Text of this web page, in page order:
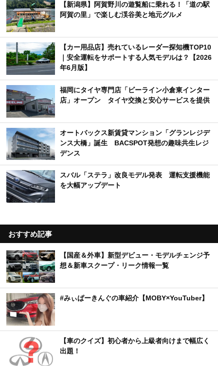
【新潟県】阿賀野川の遊覧船に乗れる！「道の駅
阿賀の里」で楽しむ渓谷美と地元グルメ
【カー用品店】売れているレーダー探知機TOP10
｜安全運転をサポートする人気モデルは？【2026
年6月版】
福岡にタイヤ専門店「ビーライン小倉東インター
店」オープン タイヤ交換と安心サービスを提供
オートバックス新賃貸マンション「グランレジデ
ンス大橋」誕生 BACSPOT発想の趣味共生レジ
デンス
スバル「ステラ」改良モデル発表 運転支援機能
を大幅アップデート
おすすめ記事
【国産＆外車】新型デビュー・モデルチェンジ予
想＆新車スクープ・リーク情報一覧
#みぃぱーきんぐの車紹介【MOBY×YouTuber】
【車のクイズ】初心者から上級者向けまで幅広く
出題！